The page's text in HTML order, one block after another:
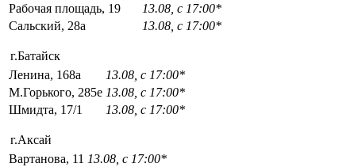
Рабочая площадь, 19
13.08, с 17:00*
Сальский, 28a
13.08, с 17:00*
г.Батайск
Ленина, 168а
13.08, с 17:00*
М.Горького, 285е 13.08, с 17:00*
Шмидта, 17/1
13.08, с 17:00*
г.Аксай
Вартанова, 11 13.08, с 17:00*